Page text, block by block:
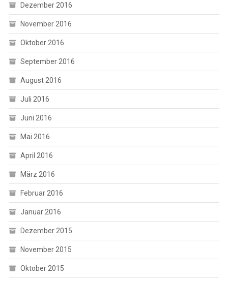
Dezember 2016
November 2016
Oktober 2016
September 2016
August 2016
Juli 2016
Juni 2016
Mai 2016
April 2016
März 2016
Februar 2016
Januar 2016
Dezember 2015
November 2015
Oktober 2015